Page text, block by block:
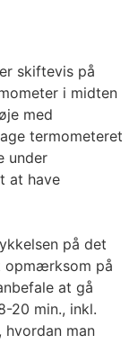
skiftevis på
i midten
med
termometeret
under
at have
på det
opmærksom på
at gå
20 min., inkl.
hvordan man